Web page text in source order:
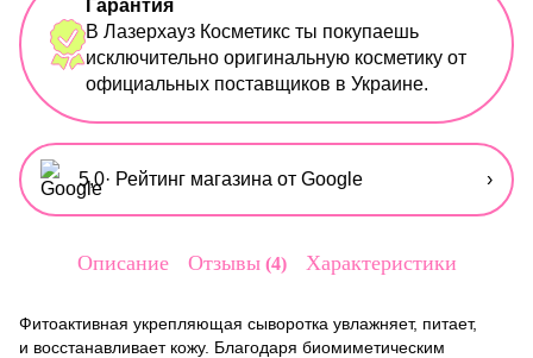
Гарантия
В Лазерхауз Косметикс ты покупаешь
исключительно оригинальную косметику от
официальных поставщиков в Украине.
5,0· Рейтинг магазина от Google ›
Описание Отзывы 4 Характеристики
Фитоактивная укрепляющая сыворотка увлажняет, питает,
и восстанавливает кожу. Благодаря биомиметическим